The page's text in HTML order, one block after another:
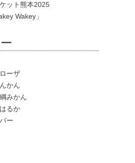
ット熊本2025
Wakey」
ーザ
かん
みかん
るか
ー